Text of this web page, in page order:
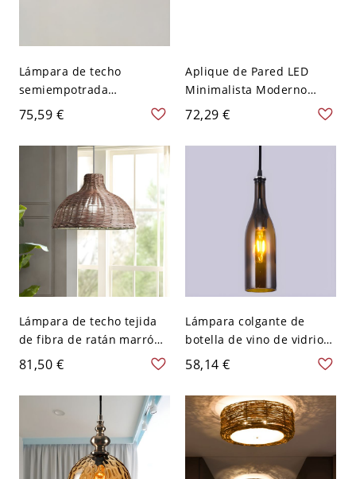
Lámpara de techo
semiempotrada
tradicional de tambor de
ámbar con pantalla de
vidrio transparente - 110
A 120 V 20,32 cm
75,59 €
Aplique de Pared LED
Minimalista Moderno
Gaviota - Luz Silueta de
Ave para Dormitorio y
Sala de Estar - 110 A 120 V
72,29 €
Lámpara de techo tejida
de fibra de ratán marrón
con 1 cabeza de
iluminación tipo cúpula
de granja
81,50 €
Lámpara colgante de
botella de vino de vidrio
retro industrial de 1 luz -
110 A 120 V Marrón
58,14 €